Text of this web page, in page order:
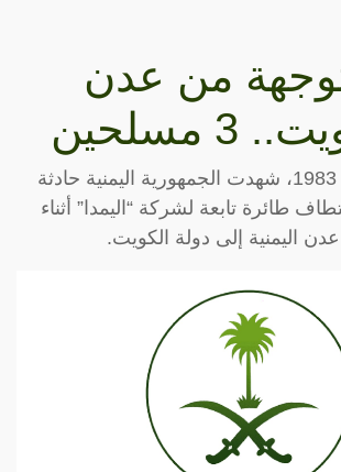
من عدن
مسلحين
في 20 يناير، عام 1983، شهدت الجمهورية اليمنية حادثة
طائرة تابعة لشركة “اليمدا” أثناء
اليمنية إلى دولة الكويت.